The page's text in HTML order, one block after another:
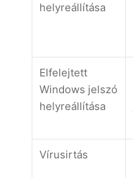
helyreállítása
Elfelejtett
Windows jelszó
helyreállítása
Vírusirtás